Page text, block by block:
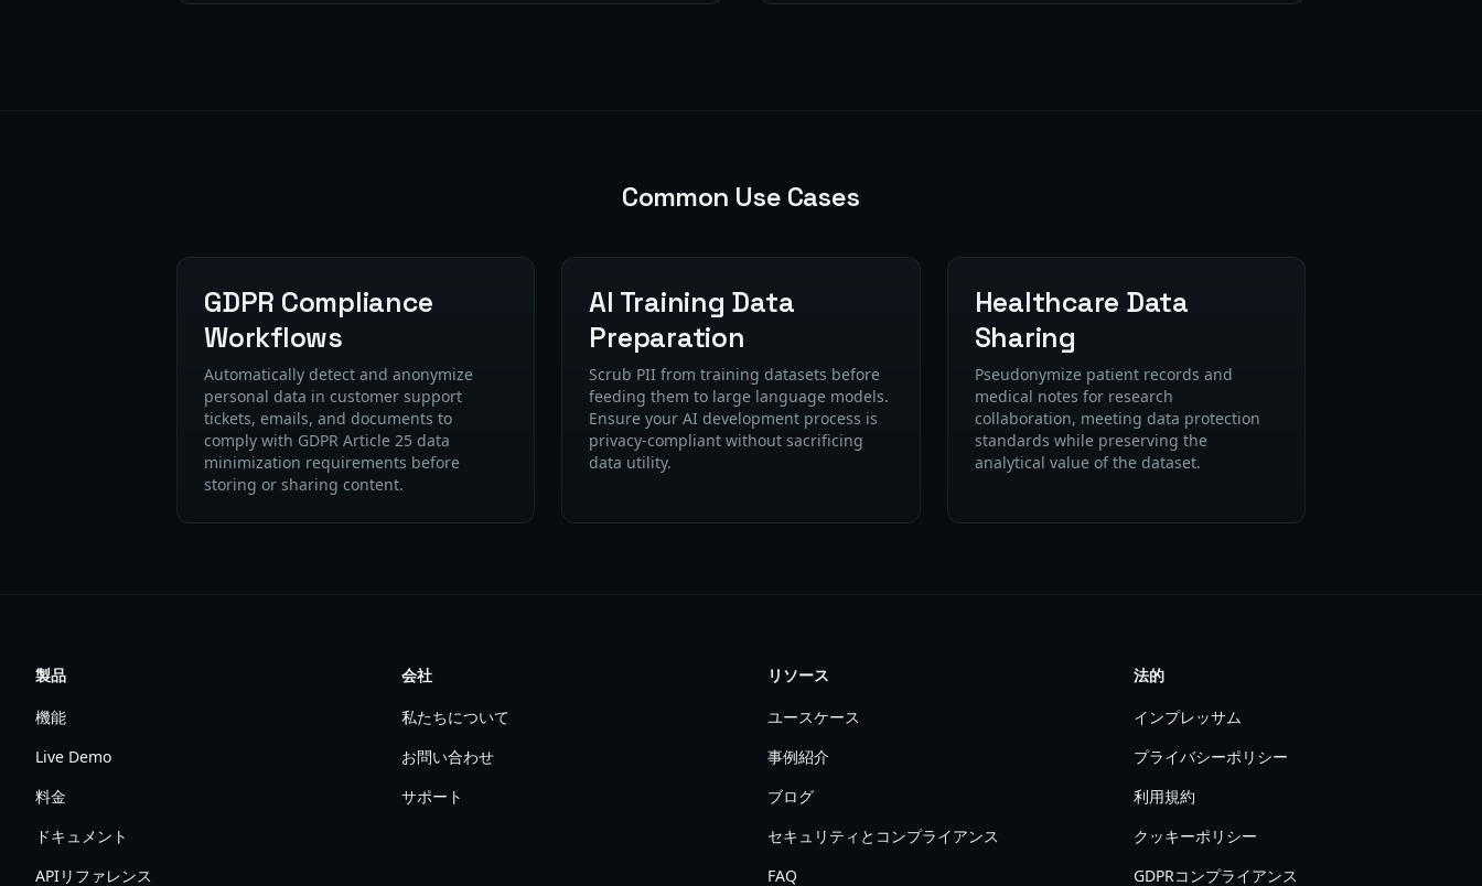
Common Use Cases
GDPR Compliance
Workflows
Automatically detect and anonymize
personal data in customer support
tickets, emails, and documents to
comply with GDPR Article 25 data
minimization requirements before
storing or sharing content.
AI Training Data
Preparation
Scrub PII from training datasets before
feeding them to large language models.
Ensure your AI development process is
privacy-compliant without sacrificing
data utility.
Healthcare Data
Sharing
Pseudonymize patient records and
medical notes for research
collaboration, meeting data protection
standards while preserving the
analytical value of the dataset.
製品
機能
Live Demo
料金
ドキュメント
APIリファレンス
会社
私たちについて
お問い合わせ
サポート
リソース
ユースケース
事例紹介
ブログ
セキュリティとコンプライアンス
FAQ
法的
インプレッサム
プライバシーポリシー
利用規約
クッキーポリシー
GDPRコンプライアンス